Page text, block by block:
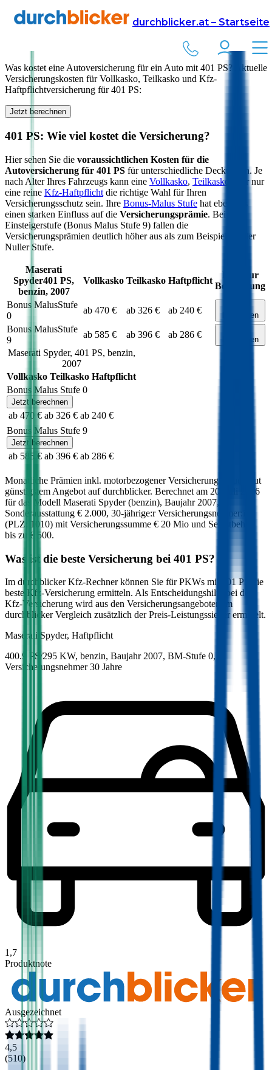
durchblicker.at – Startseite
Versicherung Autoversicherung
PS in Österreich
Was kostet eine Autoversicherung für ein Auto mit401 PS? Aktuelle
Versicherungskosten für Vollkasko, Teilkasko und Kfz-
Haftpflichtversicherung für401 PS:
Jetzt berechnen
401 PS: Wie viel kostet die Versicherung?
Hier sehen Sie die voraussichtlichen Kosten für die
Autoversicherung für 401 PS für unterschiedliche Deckungen. Je
nach Alter Ihres Fahrzeugs kann eine Vollkasko, Teilkasko
oder nur
eine reine Kfz-Haftpflicht die richtige Wahl für Ihren
Versicherungsschutz sein. Ihre Bonus-Malus Stufe hat ebenfalls
einen starken Einfluss auf die Versicherungsprämie. Bei der
Einsteigerstufe (Bonus Malus Stufe 9) fallen die
Versicherungsprämien deutlich höher aus als zum Beispiel bei der
Nuller Stufe.
Maserati
Spyder401 PS,
benzin, 2007
Vollkasko Teilkasko Haftpflicht
Link zur
Berechnung
Bonus MalusStufe
0
ab 470 € ab 326 € ab 240 €
berechnen
Bonus MalusStufe
9
ab 585 € ab 396 € ab 286 €
berechnen
Maserati Spyder, 401 PS, benzin,
2007
Vollkasko Teilkasko Haftpflicht
Bonus Malus Stufe 0
Jetzt berechnen
ab 470 € ab 326 € ab 240 €
Bonus Malus Stufe 9
Jetzt berechnen
ab 585 € ab 396 € ab 286 €
Monatliche Prämien inkl. motorbezogener Versicherungssteuer laut
günstigstem Angebot auf durchblicker. Berechnet am 20. Juli 2026
für das Modell Maserati Spyder(benzin), Baujahr 2007,
Sonderausstattung € 2.000, 30-jährige:rVersicherungsnehmer:in
(PLZ:
1010) mit Versicherungssumme € 20 Mio und Selbstbehalt
bis zu
€ 500.
Was ist die beste Versicherung bei 401 PS?
Im durchblicker Kfz-Rechner können Sie für PKWs mit 401PS die
beste Kfz-Versicherung ermitteln. Als Entscheidungshilfe bei der
Kfz-Versicherung wird aus den Versicherungsangeboten im
durchblicker Vergleich zusätzlich der Preis-Leistungssieger ermittelt.
Maserati Spyder, Haftpflicht
400.9 PS/295 KW, benzin, Baujahr 2007, BM-Stufe 0,
Versicherungsnehmer 30 Jahre
1,7
Produktnote
Ausgezeichnet
4,5
(510)